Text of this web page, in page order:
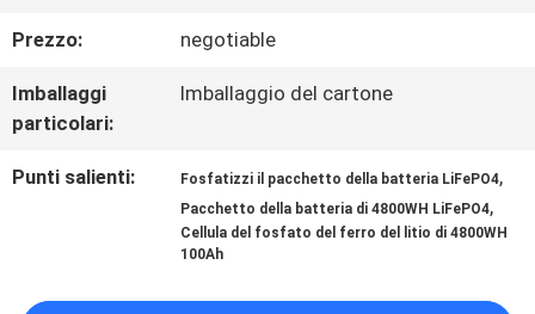
CONTROLLO
DELLA
QUALITÀ
CONTATTACI
Prezzo: negotiable
Imballaggi
particolari:
Imballaggio del cartone
Punti salienti: Fosfatizzi il pacchetto della batteria LiFePO4,
Pacchetto della batteria di 4800WH LiFePO4,
Cellula del fosfato del ferro del litio di 4800WH
100Ah